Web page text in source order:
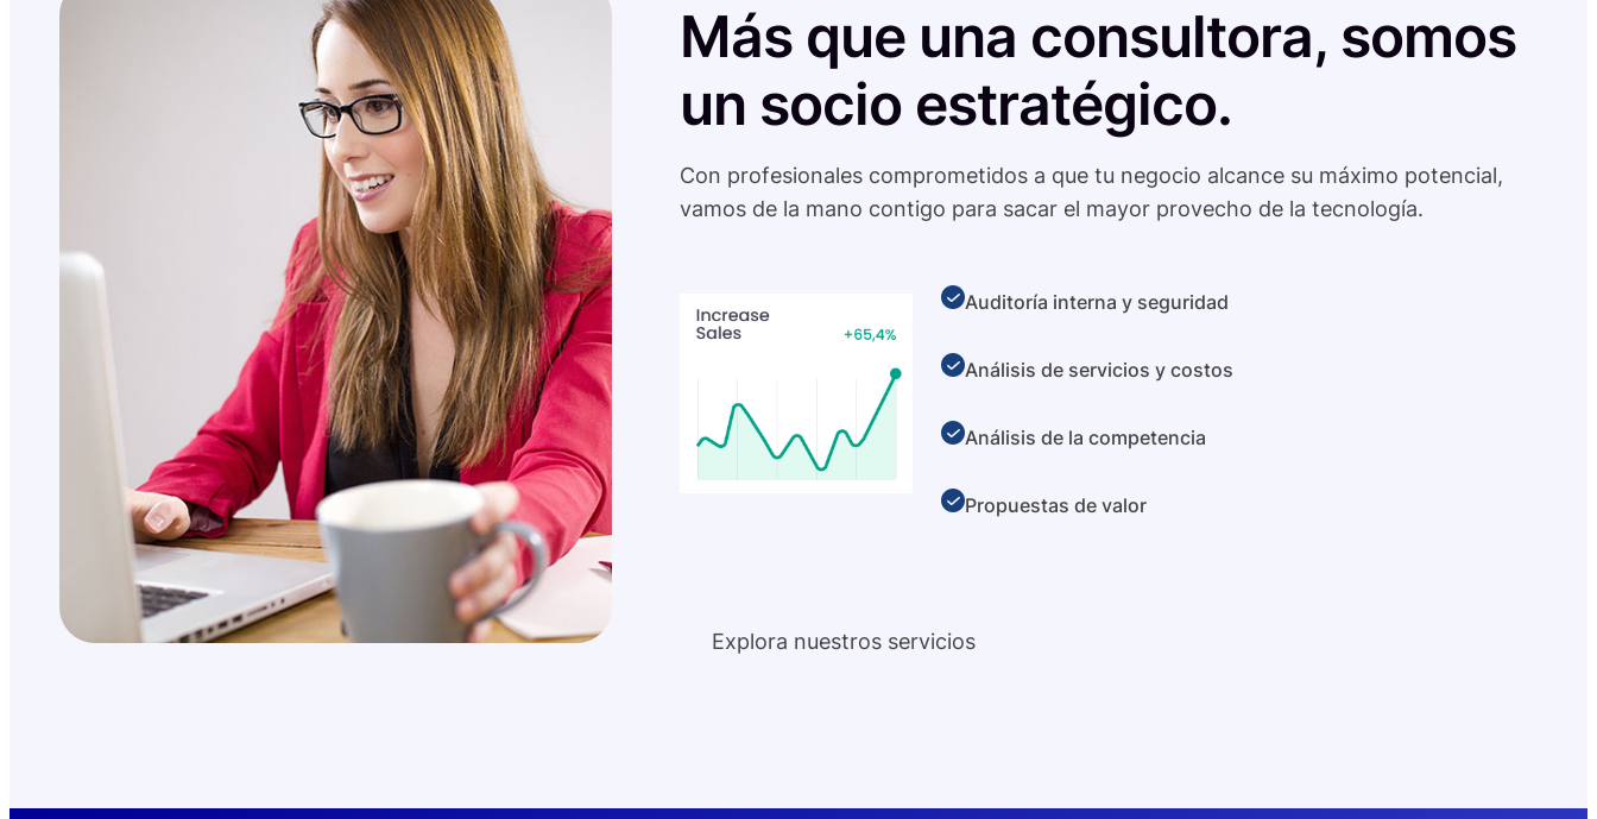
Más que una consultora, somos
un socio estratégico.
Con profesionales comprometidos a que tu negocio alcance su máximo potencial,
vamos de la mano contigo para sacar el mayor provecho de la tecnología.
Auditoría interna y seguridad
Análisis de servicios y costos
Análisis de la competencia
Propuestas de valor
Explora nuestros servicios